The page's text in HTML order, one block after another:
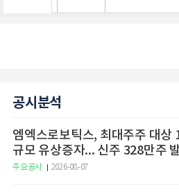
공시분석
엠엑스로보틱스, 최대주주 대상
규모 유상증자... 신주 328만주
주요공시 2026-08-07